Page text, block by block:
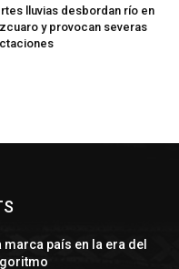
lluvias desbordan río en
y provocan severas
marca país en la era del